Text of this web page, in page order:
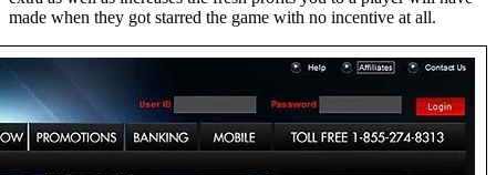
made when they got starred the game with no incentive at all.